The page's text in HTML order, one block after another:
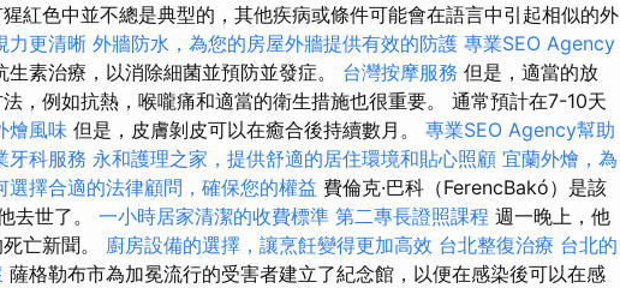
紅色中並不總是典型的，其他疾病或條件可能會在語言中引起相似的外
力更清晰 外牆防水，為您的房屋外牆提供有效的防護 專業SEO Agency
生素治療，以消除細菌並預防並發症。 台灣按摩服務 但是，適當的放
，例如抗熱，喉嚨痛和適當的衛生措施也很重要。 通常預計在7-10天
燴風味 但是，皮膚剝皮可以在癒合後持續數月。 專業SEO Agency幫助
牙科服務 永和護理之家，提供舒適的居住環境和貼心照顧 宜蘭外燴，為
選擇合適的法律顧問，確保您的權益 費倫克·巴科（FerencBakó）是該
去世了。 一小時居家清潔的收費標準 第二專長證照課程 週一晚上，他
亡新聞。 廚房設備的選擇，讓烹飪變得更加高效 台北整復治療 台北的
薩格勒布市為加冕流行的受害者建立了紀念館，以便在感染後可以在感